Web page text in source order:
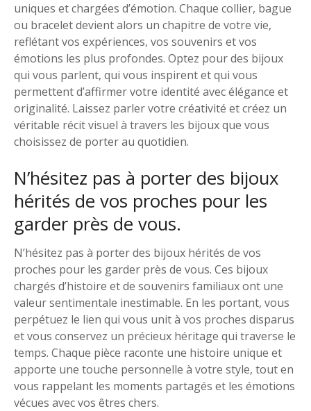
uniques et chargées d’émotion. Chaque collier, bague
ou bracelet devient alors un chapitre de votre vie,
reflétant vos expériences, vos souvenirs et vos
émotions les plus profondes. Optez pour des bijoux
qui vous parlent, qui vous inspirent et qui vous
permettent d’affirmer votre identité avec élégance et
originalité. Laissez parler votre créativité et créez un
véritable récit visuel à travers les bijoux que vous
choisissez de porter au quotidien.
N’hésitez pas à porter des bijoux
hérités de vos proches pour les
garder près de vous.
N’hésitez pas à porter des bijoux hérités de vos
proches pour les garder près de vous. Ces bijoux
chargés d’histoire et de souvenirs familiaux ont une
valeur sentimentale inestimable. En les portant, vous
perpétuez le lien qui vous unit à vos proches disparus
et vous conservez un précieux héritage qui traverse le
temps. Chaque pièce raconte une histoire unique et
apporte une touche personnelle à votre style, tout en
vous rappelant les moments partagés et les émotions
vécues avec vos êtres chers.